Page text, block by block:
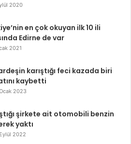
2020
en çok okuyan ilk 10 ili
Edirne de var
2021
karıştığı feci kazada biri
kaybetti
2023
şirkete ait otomobili benzin
yaktı
2022